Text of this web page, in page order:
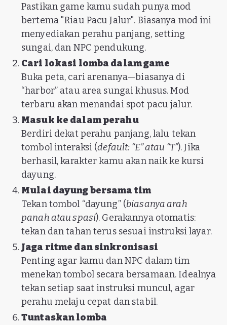
Pastikan game kamu sudah punya mod
bertema "Riau Pacu Jalur". Biasanya mod ini
menyediakan perahu panjang, setting
sungai, dan NPC pendukung.
Cari lokasi lomba dalam game
Buka peta, cari arenanya—biasanya di
“harbor” atau area sungai khusus. Mod
terbaru akan menandai spot pacu jalur.
Masuk ke dalam perahu
Berdiri dekat perahu panjang, lalu tekan
tombol interaksi (default: “E” atau “T”). Jika
berhasil, karakter kamu akan naik ke kursi
dayung.
Mulai dayung bersama tim
Tekan tombol “dayung” (biasanya arah
panah atau spasi). Gerakannya otomatis:
tekan dan tahan terus sesuai instruksi layar.
Jaga ritme dan sinkronisasi
Penting agar kamu dan NPC dalam tim
menekan tombol secara bersamaan. Idealnya
tekan setiap saat instruksi muncul, agar
perahu melaju cepat dan stabil.
Tuntaskan lomba